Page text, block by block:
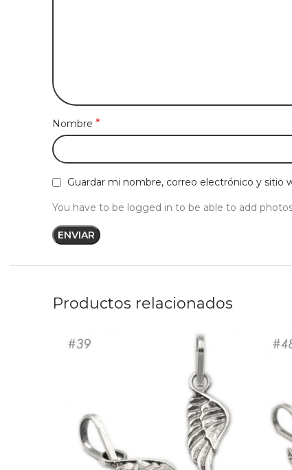
Nombre *
Guardar mi nombre, correo electrónico y sitio
You have to be logged in to be able to add
Productos relacionados